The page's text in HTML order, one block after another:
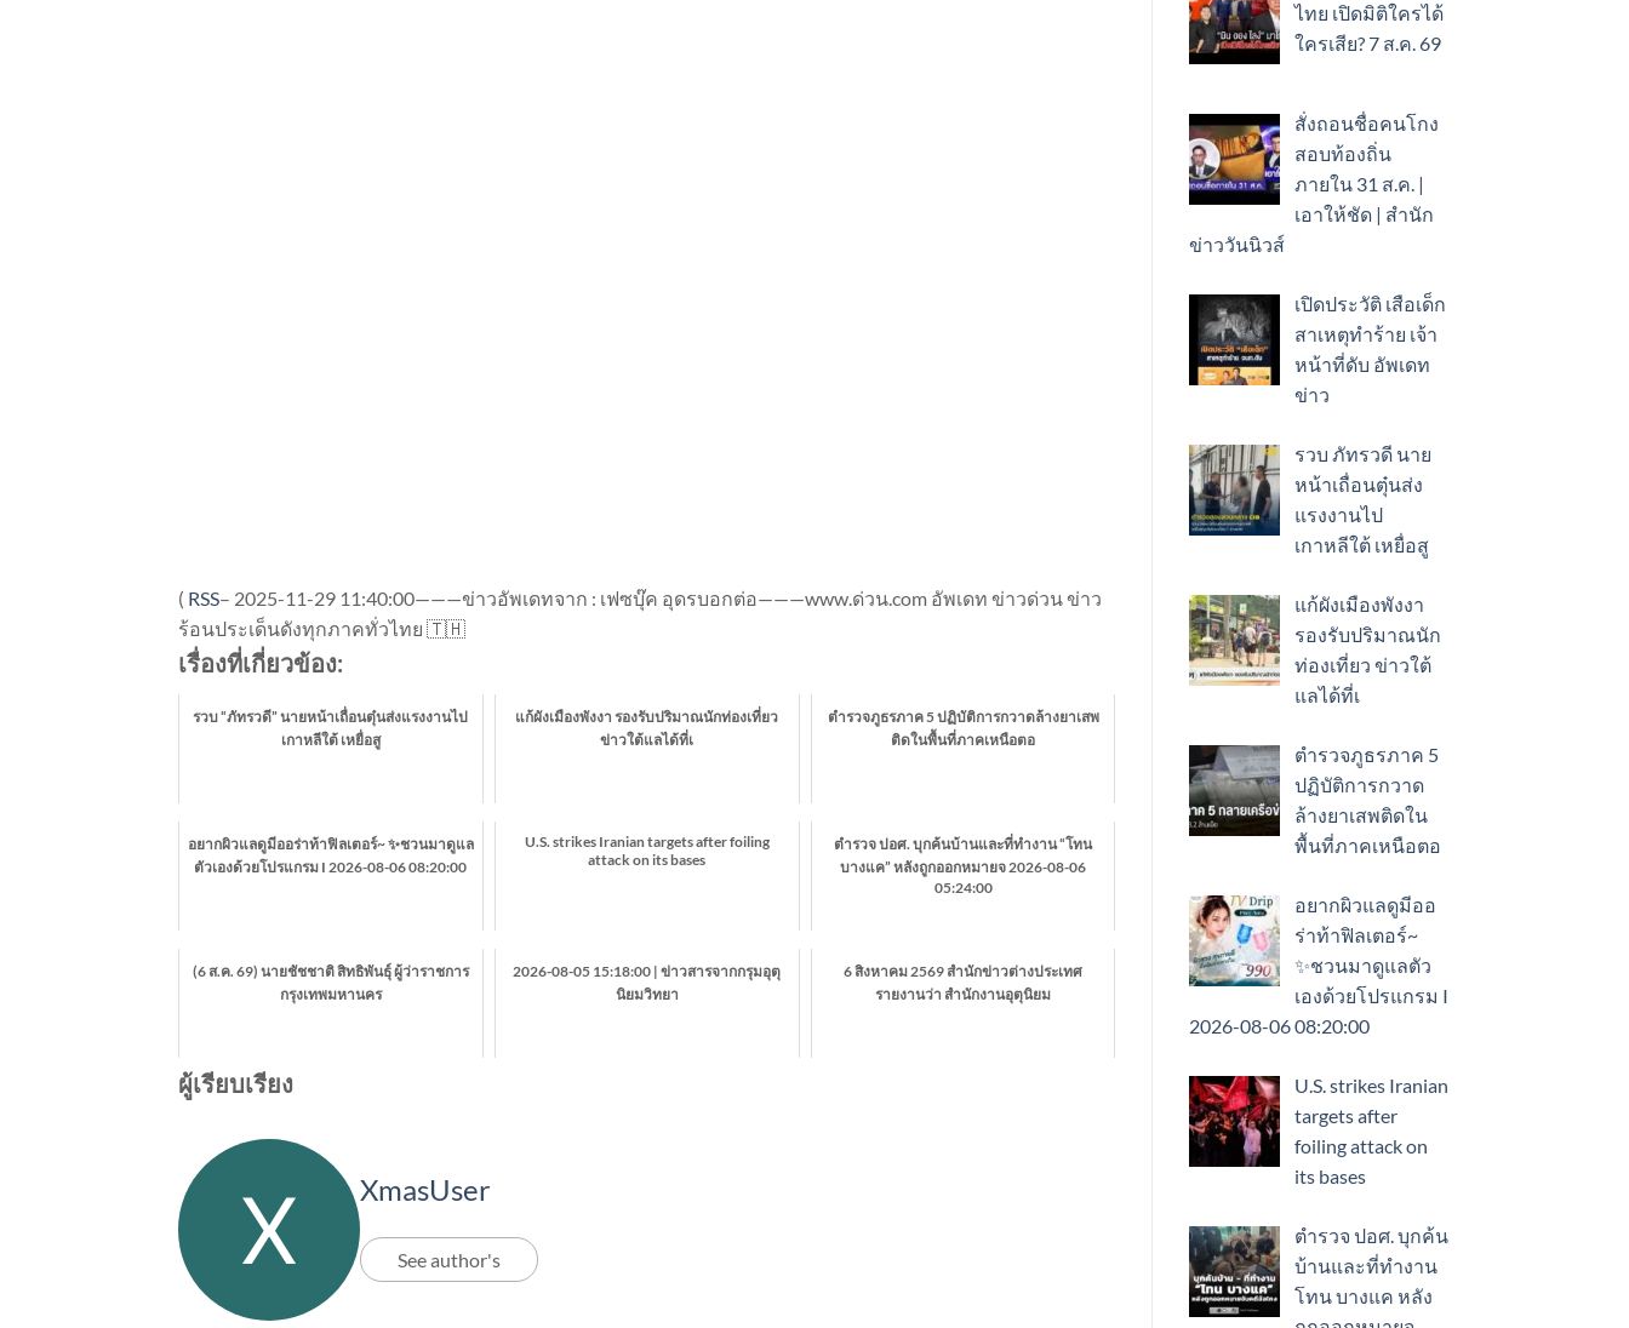
( RSS– 2025-11-29 11:40:00———ข่าวอัพเดทจาก : เฟซบุ๊ค อุดรบอกต่อ———www.ด่วน.com อัพเดท ข่าวด่วน ข่าว
ร้อนประเด็นดังทุกภาคทั่วไทย 🇹🇭
เรื่องที่เกี่ยวข้อง:
รวบ “ภัทรวดี” นายหน้าเถื่อนตุ๋นส่งแรงงานไป
เกาหลีใต้ เหยื่อสู
แก้ผังเมืองพังงา รองรับปริมาณนักท่องเที่ยว
ข่าวใต้แลได้ที่เ
ตำรวจภูธรภาค 5 ปฏิบัติการกวาดล้างยาเสพ
ติดในพื้นที่ภาคเหนือตอ
อยากผิวแลดูมีออร่าท้าฟิลเตอร์~ ✨ชวนมาดูแล
ตัวเองด้วยโปรแกรม I 2026-08-06 08:20:00
U.S. strikes Iranian targets after foiling
attack on its bases
ตำรวจ ปอศ. บุกค้นบ้านและที่ทำงาน “โทน
บางแค” หลังถูกออกหมายจ 2026-08-06
05:24:00
(6 ส.ค. 69) นายชัชชาติ สิทธิพันธุ์ ผู้ว่าราชการ
กรุงเทพมหานคร
2026-08-05 15:18:00 | ข่าวสารจากกรุมอุตุ
นิยมวิทยา
6 สิงหาคม 2569 สำนักข่าวต่างประเทศ
รายงานว่า สำนักงานอุตุนิยม
ผู้เรียบเรียง
XmasUser
See author's
ไทย เปิดมิติใครได้
ใครเสีย? 7 ส.ค. 69
สั่งถอนชื่อคนโกง
สอบท้องถิ่น
ภายใน 31 ส.ค. |
เอาให้ชัด | สำนัก
ข่าววันนิวส์
เปิดประวัติ เสือเด็ก
สาเหตุทำร้าย เจ้า
หน้าที่ดับ อัพเดท
ข่าว
รวบ ภัทรวดี นาย
หน้าเถื่อนตุ๋นส่ง
แรงงานไป
เกาหลีใต้ เหยื่อสู
แก้ผังเมืองพังงา
รองรับปริมาณนัก
ท่องเที่ยว ข่าวใต้
แลได้ที่เ
ตำรวจภูธรภาค 5
ปฏิบัติการกวาด
ล้างยาเสพติดใน
พื้นที่ภาคเหนือตอ
อยากผิวแลดูมีออ
ร่าท้าฟิลเตอร์~
✨ชวนมาดูแลตัว
เองด้วยโปรแกรม I
2026-08-06 08:20:00
U.S. strikes Iranian
targets after
foiling attack on
its bases
ตำรวจ ปอศ. บุกค้น
บ้านและที่ทำงาน
โทน บางแค หลัง